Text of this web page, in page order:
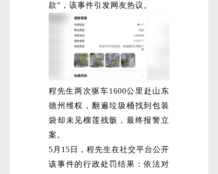
款”，该事件引发网友热议。
程先生两次驱车1600公里赴山东
德州维权，翻遍垃圾桶找到包装
袋却未见榴莲残骸，最终报警立
案。
5月15日，程先生在社交平台公开
该事件的行政处罚结果：依法对